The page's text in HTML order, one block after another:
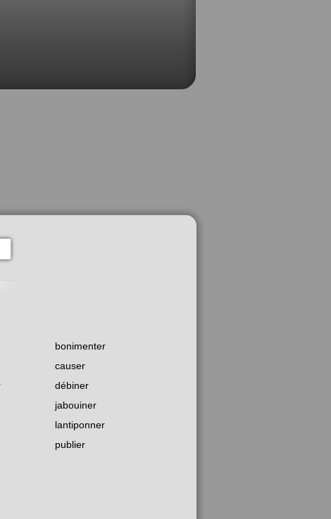
bonimenter
causer
débiner
jabouiner
lantiponner
publier